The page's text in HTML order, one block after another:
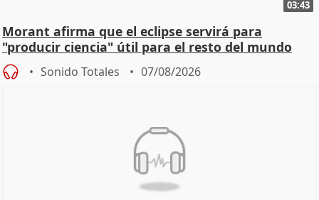
03:43
Morant afirma que el eclipse servirá para
"producir ciencia" útil para el resto del mundo
Sonido Totales 07/08/2026